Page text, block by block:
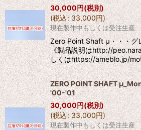
30,000円(税別)
(税込: 33,000円)
現在製作中もしくは受注生産
Zero Point Shaft μ・・・グ
《製品説明はhttp://
しくはhttps://ameblo.jp/
ZERO POINT SHAFT
'00-'01
30,000円(税別)
(税込: 33,000円)
現在製作中もしくは受注生産